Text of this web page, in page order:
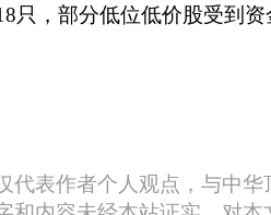
只，部分低位低价股受到